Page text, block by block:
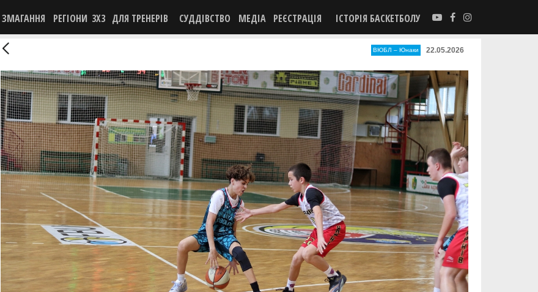
ЗМАГАННЯ РЕГІОНИ 3X3 ДЛЯ ТРЕНЕРІВ СУДДІВСТВО МЕДІА РЕЄСТРАЦІЯ ІСТОРІЯ БАСКЕТБОЛУ
ВЮБЛ – Юнаки 22.05.2026